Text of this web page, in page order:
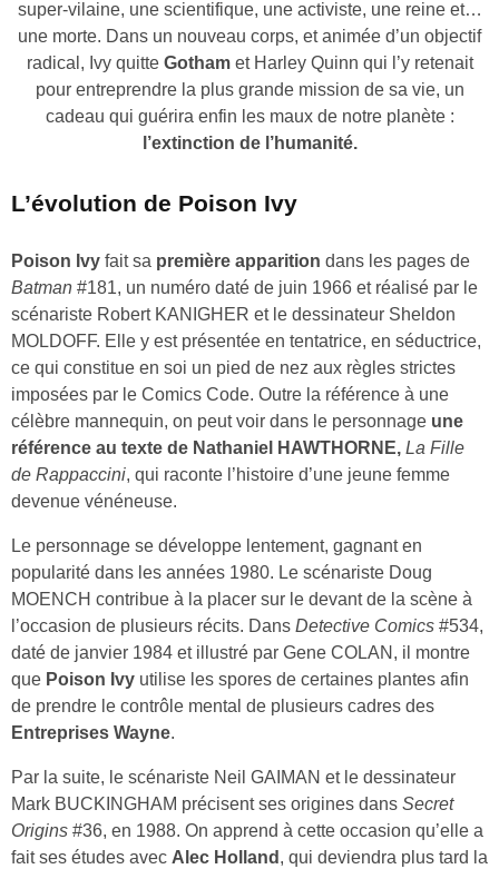
super-vilaine, une scientifique, une activiste, une reine et…
une morte. Dans un nouveau corps, et animée d’un objectif
radical, Ivy quitte Gothamet Harley Quinn qui l’y retenait
pour entreprendre la plus grande mission de sa vie, un
cadeau qui guérira enfin les maux de notre planète :
l’extinction de l’humanité.
L’évolution de Poison Ivy
Poison Ivy fait sa première apparition dans les pages de
Batman #181, un numéro daté de juin 1966 et réalisé par le
scénariste Robert KANIGHER et le dessinateur Sheldon
MOLDOFF. Elle y est présentée en tentatrice, en séductrice,
ce qui constitue en soi un pied de nez aux règles strictes
imposées par le Comics Code. Outre la référence à une
célèbre mannequin, on peut voir dans le personnage une
référence au texte de Nathaniel HAWTHORNE, La Fille
de Rappaccini, qui raconte l’histoire d’une jeune femme
devenue vénéneuse.
Le personnage se développe lentement, gagnant en
popularité dans les années 1980. Le scénariste Doug
MOENCH contribue à la placer sur le devant de la scène à
l’occasion de plusieurs récits. Dans Detective Comics #534,
daté de janvier 1984 et illustré par Gene COLAN, il montre
que Poison Ivy utilise les spores de certaines plantes afin
de prendre le contrôle mental de plusieurs cadres des
Entreprises Wayne.
Par la suite, le scénariste Neil GAIMAN et le dessinateur
Mark BUCKINGHAM précisent ses origines dans Secret
Origins #36, en 1988. On apprend à cette occasion qu’elle a
fait ses études avec Alec Holland , qui deviendra plus tard la